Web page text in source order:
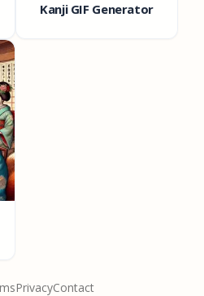
Kanji GIF Generator
PrivacyContact